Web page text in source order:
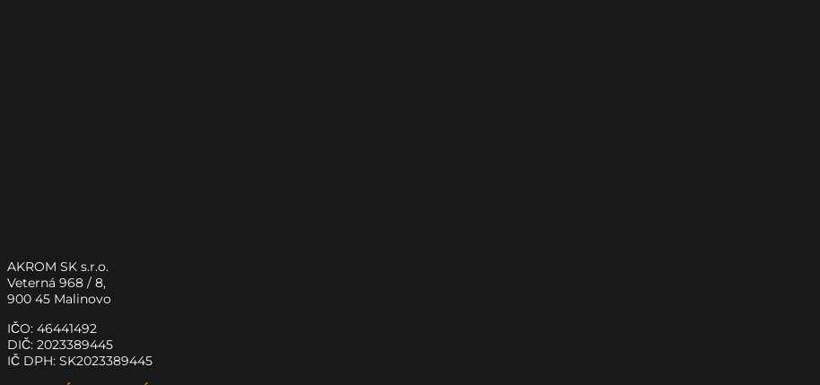
AKROM SK s.r.o.
Veterná 968 / 8,
900 45 Malinovo
IČO: 46441492
DIČ: 2023389445
IČ DPH: SK2023389445